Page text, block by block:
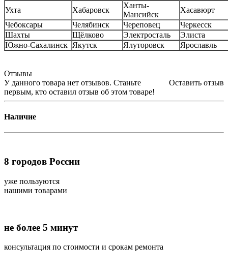
Ухта
Хабаровск
Ханты-
Мансийск
Хасавюрт
Чебоксары
Челябинск Череповец
Черкесск
Шахты
Щёлково Электросталь
Элиста
Южно-Сахалинск Якутск Ялуторовск Ярославль
Отзывы
Оставить отзыв
У данного товара нет отзывов. Станьте
первым, кто оставил отзыв об этом товаре!
Наличие
8 городов России
уже пользуются
нашими товарами
не более 5 минут
консультация по стоимости и срокам ремонта